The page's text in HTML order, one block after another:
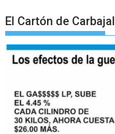
El Cartón de Carbajal